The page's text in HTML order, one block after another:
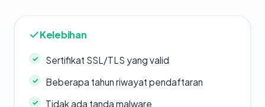
Kelebihan
Sertifikat SSL/TLS yang valid
Beberapa tahun riwayat pendaftaran
Tidak ada tanda malware